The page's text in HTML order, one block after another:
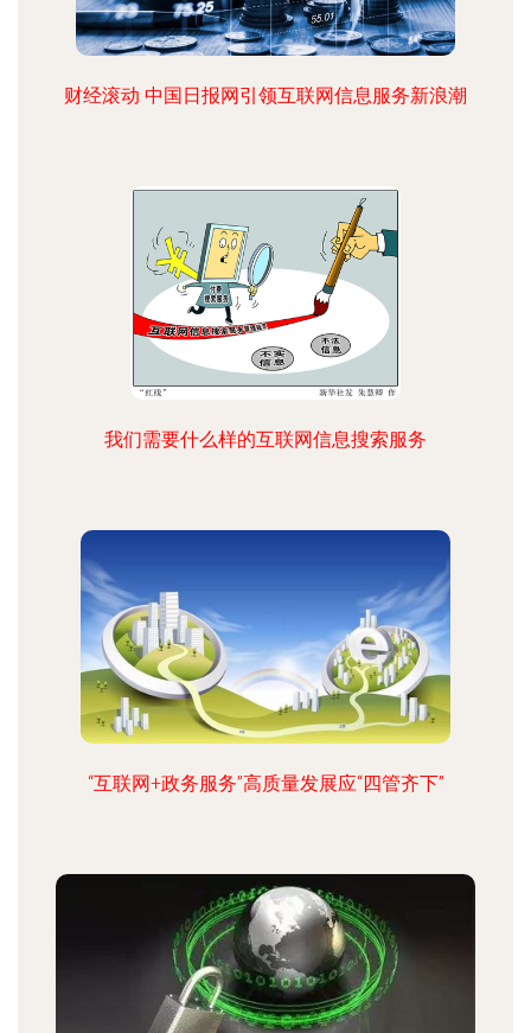
财经滚动 中国日报网引领互联网信息服务新浪潮
我们需要什么样的互联网信息搜索服务
“互联网+政务服务”高质量发展应“四管齐下”